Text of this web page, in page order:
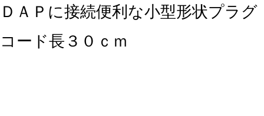
ＤＡＰに接続便利な小型形状プラグ
コード長３０ｃｍ